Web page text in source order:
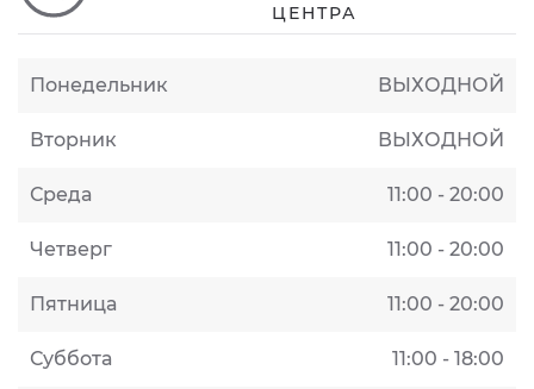
ЦЕНТРА
Понедельник ВЫХОДНОЙ
Вторник ВЫХОДНОЙ
Среда 11:00 - 20:00
Четверг 11:00 - 20:00
Пятница 11:00 - 20:00
Суббота 11:00 - 18:00